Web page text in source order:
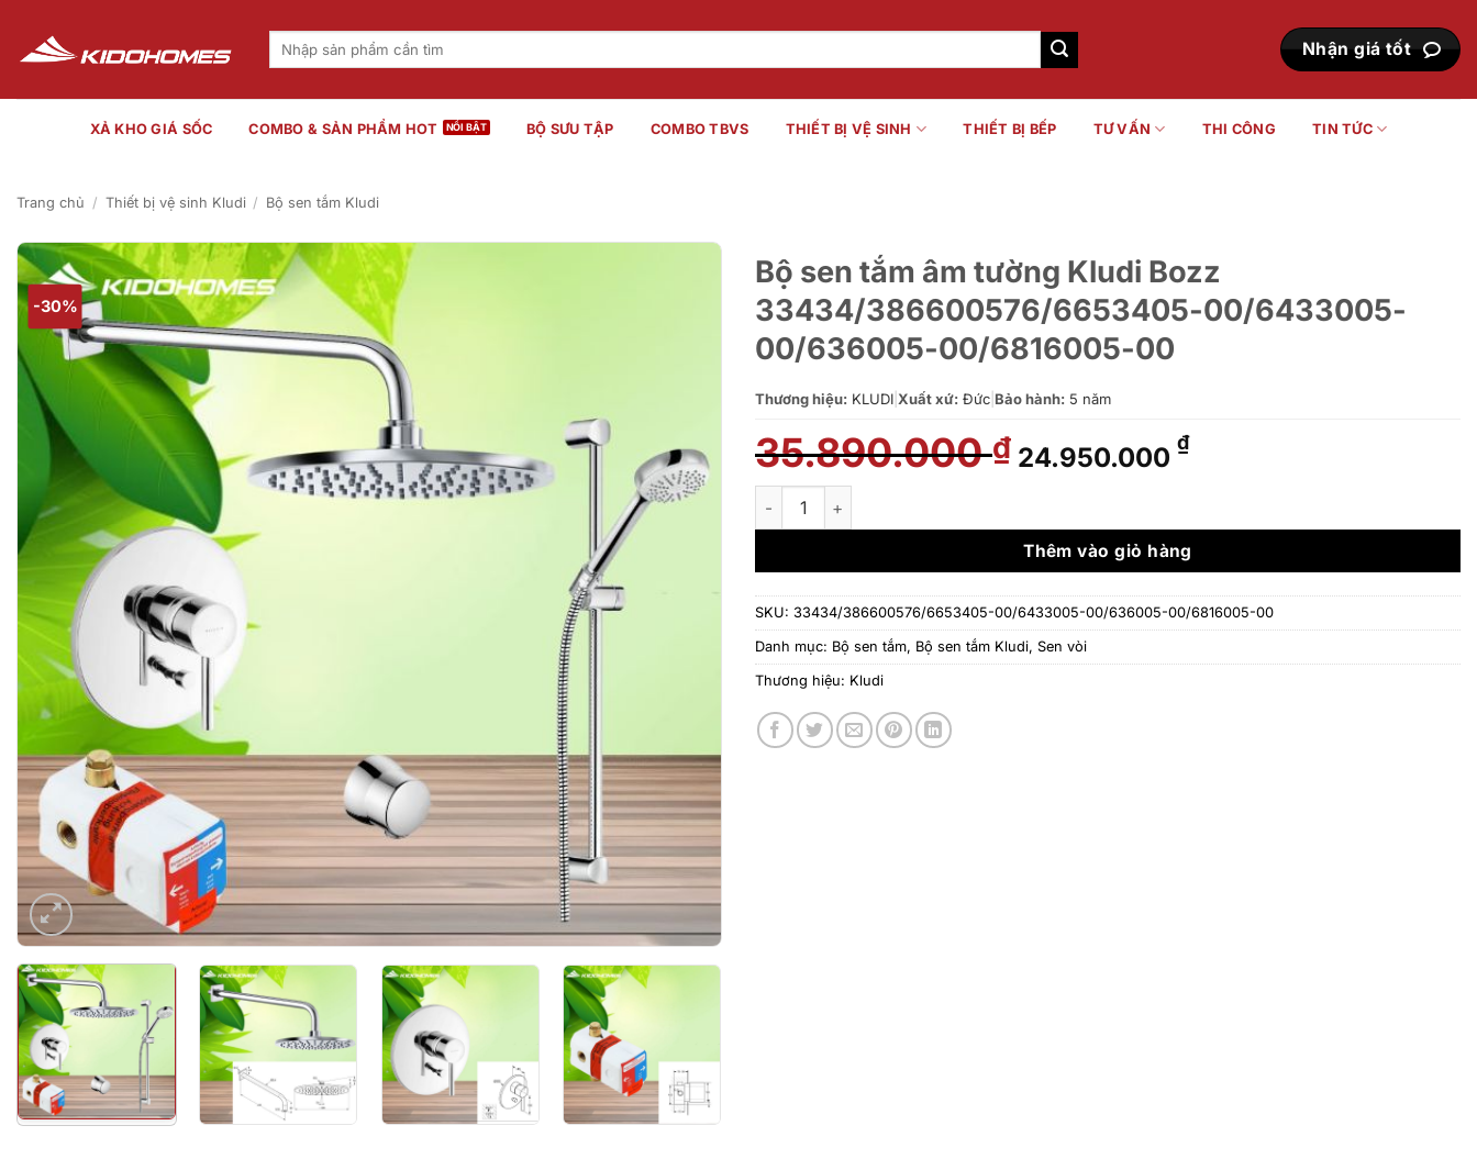
nội
dung
Tìm
Nhận giá tốt
XẢ KHO GIÁ SỐC COMBO & SẢN PHẨM HOT BỘ SƯU TẬP COMBO TBVS THIẾT BỊ VỆ SINH THIẾT BỊ BẾP TƯ VẤN THI CÔNG TIN TỨC
Trang chủ / Thiết bị vệ sinh Kludi / Bộ sen tắm Kludi
-30%
Bộ sen tắm âm tường Kludi Bozz
33434/386600576/6653405-00/6433005-
00/636005-00/6816005-00
Thương hiệu: KLUDI Xuất xứ: Đức Bảo hành: 5 năm
35.890.000₫ Giá
gốc
35.890.000 ₫.
24.950.000 ₫Giá
là:
24.950.000 ₫.
Bộ sen tắm âm tường Kludi Bozz 33434/386600576/6653405-00/6433005-00/636005-
Thêm vào giỏ hàng
SKU: 33434/386600576/6653405-00/6433005-00/636005-00/6816005-00
Danh mục: Bộ sen tắm, Bộ sen tắm Kludi, Sen vòi
Thương hiệu: Kludi